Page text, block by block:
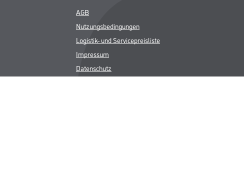
AGB
Nutzungsbedingungen
Logistik- und Servicepreisliste
Impressum
Datenschutz